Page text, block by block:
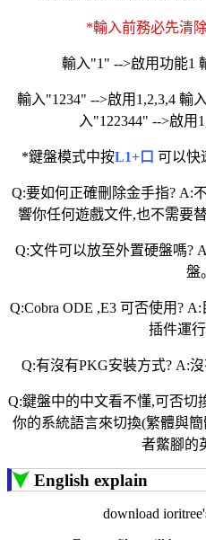
*輸入前務必先清
輸入"1" -->啟用功能1
輸入"1234" -->啟用1,2,3,4 輸
入"122344" -->啟用
*鍵盤模式中按L1+口 可以快
Q:要如何正確刪除金手指? A:
響你任何遊戲文件,也不需要
Q:文件可以放至外置硬盤嗎?
盤
Q:Cobra ODE ,E3 可否使用?
插件運
Q:有沒有PKG安裝方式? A:
Q:鍵盤中的中文看不懂,可否切
你的系統語言來切換(繁體與
者鱉腳的
English explain
download